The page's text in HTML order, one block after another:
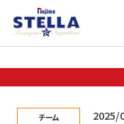
チーム 2025/